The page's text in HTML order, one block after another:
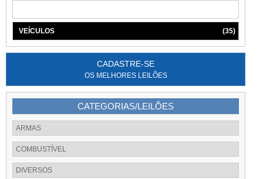
VEÍCULOS (35)
CADASTRE-SE
OS MELHORES LEILÕES
CATEGORIAS/LEILÕES
ARMAS
COMBUSTÍVEL
DIVERSOS